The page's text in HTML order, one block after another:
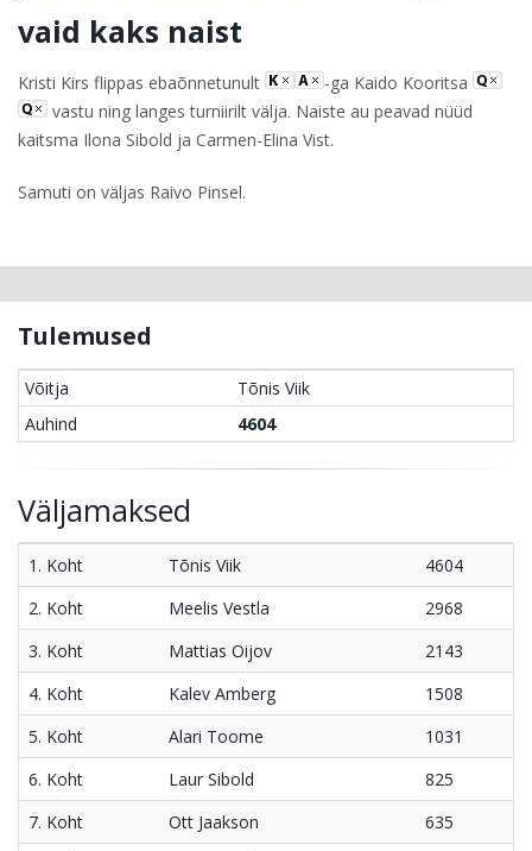
vaid kaks naist
Kristi Kirs flippas ebaõnnetunult
-ga Kaido Kooritsa
vastu ning langes turniirilt välja. Naiste au peavad nüüd
kaitsma Ilona Sibold ja Carmen-Elina Vist.
Samuti on väljas Raivo Pinsel.
Tulemused
Võitja
Tõnis Viik
Auhind
4604
Väljamaksed
1. Koht Tõnis Viik
4604
2. Koht
Meelis Vestla
2968
3. Koht
Mattias Oijov
2143
4. Koht
Kalev Amberg
1508
5. Koht
Alari Toome
1031
6. Koht
Laur Sibold
825
7. Koht
Ott Jaakson
635